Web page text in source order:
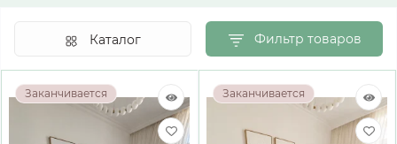
Фильтр товаров
Каталог
Заканчивается Заканчивается